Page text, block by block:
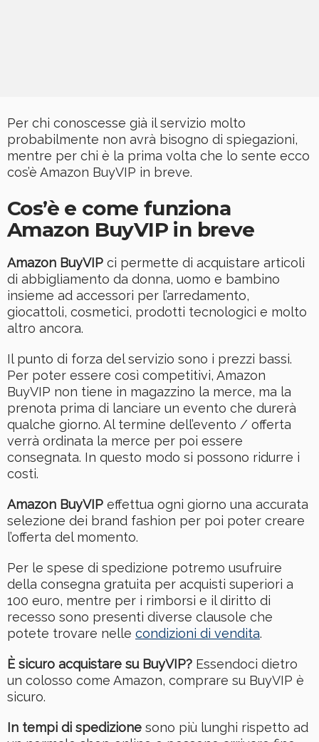
Per chi conoscesse già il servizio molto
probabilmente non avrà bisogno di spiegazioni,
mentre per chi è la prima volta che lo sente ecco
cos’è Amazon BuyVIP in breve.
Cos’è e come funziona
Amazon BuyVIP in breve
Amazon BuyVIP ci permette di acquistare articoli
di abbigliamento da donna, uomo e bambino
insieme ad accessori per l’arredamento,
giocattoli, cosmetici, prodotti tecnologici e molto
altro ancora.
Il punto di forza del servizio sono i prezzi bassi.
Per poter essere così competitivi, Amazon
BuyVIP non tiene in magazzino la merce, ma la
prenota prima di lanciare un evento che durerà
qualche giorno. Al termine dell’evento / offerta
verrà ordinata la merce per poi essere
consegnata. In questo modo si possono ridurre i
costi.
Amazon BuyVIP effettua ogni giorno una accurata
selezione dei brand fashion per poi poter creare
l’offerta del momento.
Per le spese di spedizione potremo usufruire
della consegna gratuita per acquisti superiori a
100 euro, mentre per i rimborsi e il diritto di
recesso sono presenti diverse clausole che
potete trovare nelle condizioni di vendita.
È sicuro acquistare su BuyVIP? Essendoci dietro
un colosso come Amazon, comprare su BuyVIP è
sicuro.
In tempi di spedizione sono più lunghi rispetto ad